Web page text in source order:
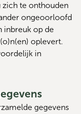
zich te onthouden
ongeoorloofd
inbreuk op de
oplevert.
in
gegevens